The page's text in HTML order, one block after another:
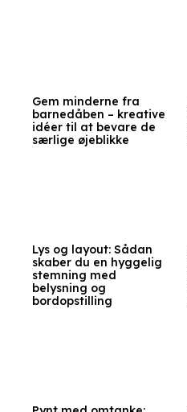
Gem minderne fra
barnedåben – kreative
idéer til at bevare de
særlige øjeblikke
Lys og layout: Sådan
skaber du en hyggelig
stemning med
belysning og
bordopstilling